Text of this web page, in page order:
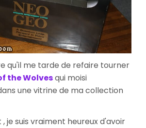
qu'il me tarde de refaire tourner
the Wolvesqui moisi
une vitrine de ma collection
, je suis vraiment heureux d'avoir